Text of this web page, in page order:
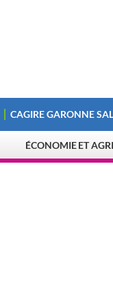
CAGIRE GARONNE
ÉCONOMIE ET